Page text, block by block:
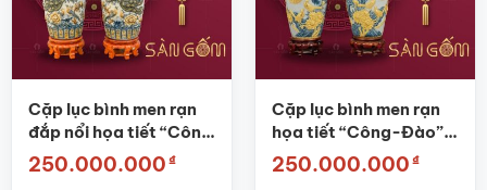
tùy
chọn
có
thể
được
chọn
trang
Cặp lục bình men rạn
đắp nổi họa tiết “Công
Đào Diên Niên” SG-
LB07
250.000.000 ₫
Cặp lục bình men rạn
họa tiết “Công-Đào”
vàng bọc đồng SG-
LB09
250.000.000 ₫